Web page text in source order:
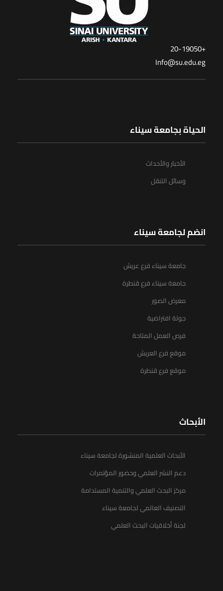
+20-19050
Info@su.edu.eg
الحياة بجامعة سيناء
الأخبار والأحداث
وسائل التنقل
انضم لجامعة سيناء
جامعة سيناء فرع عريش
جامعة سيناء فرع قنطرة
معرض الصور
جولة افتراضية
فرص العمل المتاحة
موقع فرع العريش
موقع فرع قنطرة
الأبحاث
الأبحاث العلمية المنشورة لجامعة سيناء
دعم النشر العلمي وحضور المؤتمرات
مركز البحث العلمي والتنمية المستدامة
التصنيف العالمي لجامعة سيناء
لجنة أخلاقيات البحث العلمي